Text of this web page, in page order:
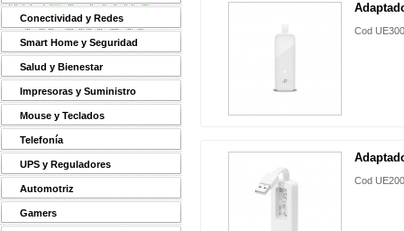
Conectividad y Redes
Smart Home y Seguridad
Salud y Bienestar
Impresoras y Suministro
Mouse y Teclados
Telefonía
UPS y Reguladores
Automotriz
Gamers
Cod UE300
Cod UE200